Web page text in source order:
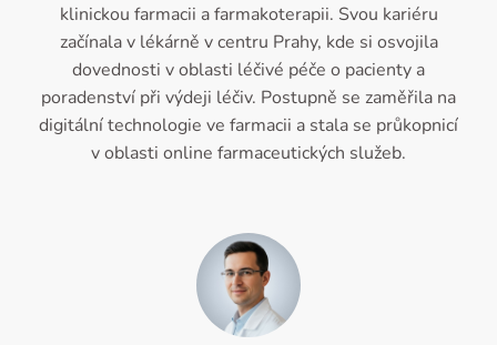
klinickou farmacii a farmakoterapii. Svou kariéru
začínala v lékárně v centru Prahy, kde si osvojila
dovednosti v oblasti léčivé péče o pacienty a
poradenství při výdeji léčiv. Postupně se zaměřila na
digitální technologie ve farmacii a stala se průkopnicí
v oblasti online farmaceutických služeb.